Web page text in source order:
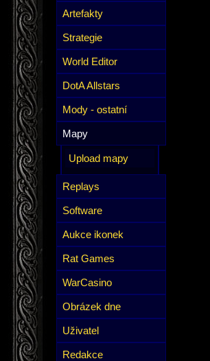
Artefakty
Strategie
World Editor
DotA Allstars
Mody - ostatní
Mapy
Upload mapy
Replays
Software
Aukce ikonek
Rat Games
WarCasino
Obrázek dne
Uživatel
Redakce